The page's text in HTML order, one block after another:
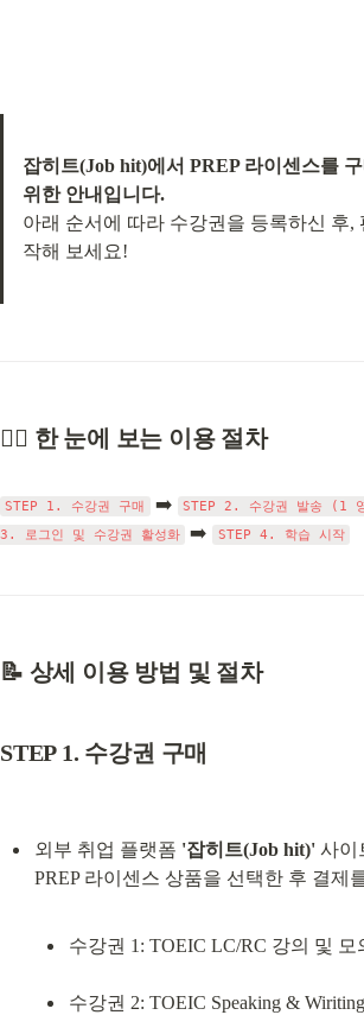
잡히트(Job hit)에서 PREP 라이센스를
위한 안내입니다.
아래 순서에 따라 수강권을 등록하신 후,
작해 보세요!
🏃‍♂️ 한 눈에 보는 이용 절차
STEP 1. 수강권 구매 ➡️ STEP 2. 수강권 발송 (1
3. 로그인 및 수강권 활성화
➡️ STEP 4. 학습 시작
📝 상세 이용 방법 및 절차
STEP 1. 수강권 구매
외부 취업 플랫폼 '잡히트(Job hit)' 사이
수강권 1: TOEIC LC/RC 강의 및 모
수강권 2: TOEIC Speaking & Wiriting